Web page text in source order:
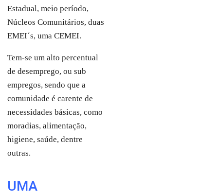
Estadual, meio período,
Núcleos Comunitários, duas
EMEI´s, uma CEMEI.
Tem-se um alto percentual
de desemprego, ou sub
empregos, sendo que a
comunidade é carente de
necessidades básicas, como
moradias, alimentação,
higiene, saúde, dentre
outras.
UMA